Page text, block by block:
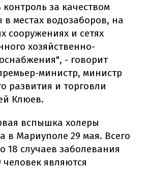
контроль за качеством
местах водозаборов, на
сооружениях и сетях
хозяйственно-
- говорит
министр, министр
развития и торговли
Клюев.
вспышка холеры
в Мариуполе 29 мая. Всего
18 случаев заболевания
являются